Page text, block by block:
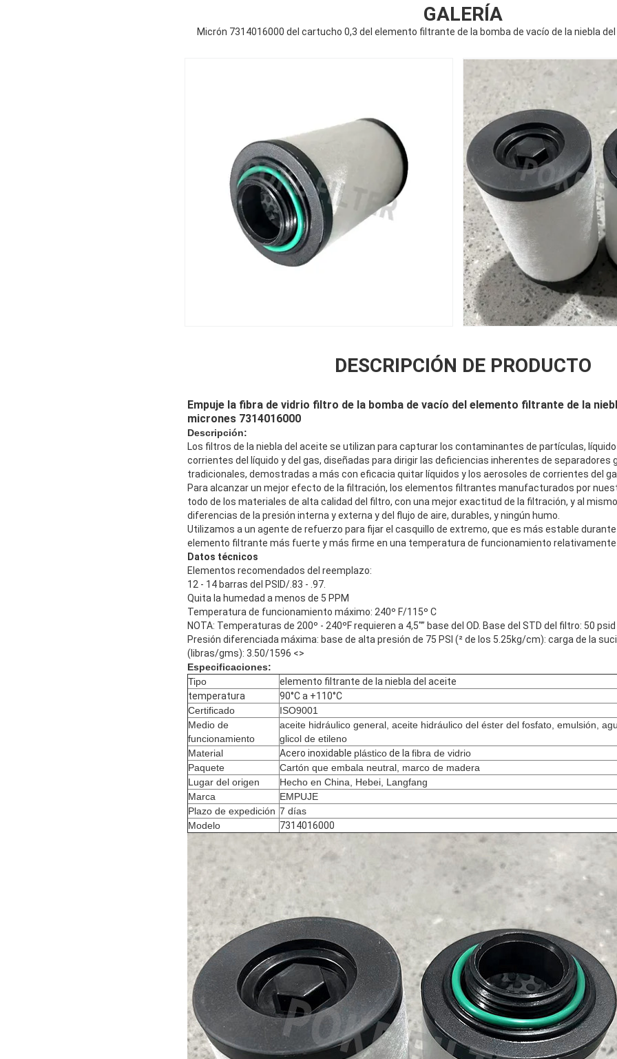
GALERÍA
Micrón 7314016000 del cartucho 0,3 del elemento filtrante de la bomba de vacío de la niebla
DESCRIPCIÓN DE PRODUCTO
Empuje la fibra de vidrio filtro de la bomba de vacío del elemento filtrante de la
micrones 7314016000
Descripción:
Los filtros de la niebla del aceite se utilizan para capturar los contaminantes de partículas,
corrientes del líquido y del gas, diseñadas para dirigir las deficiencias inherentes de separadores
tradicionales, demostradas a más con eficacia quitar líquidos y los aerosoles de corrientes del
Para alcanzar un mejor efecto de la filtración, los elementos filtrantes manufacturados por
todo de los materiales de alta calidad del filtro, con una mejor exactitud de la filtración, y al
diferencias de la presión interna y externa y del flujo de aire, durables, y ningún humo.
Utilizamos a un agente de refuerzo para fijar el casquillo de extremo, que es más estable
elemento filtrante más fuerte y más firme en una temperatura de funcionamiento
Datos técnicos
Elementos recomendados del reemplazo:
12 - 14 barras del PSID/.83 - .97.
Quita la humedad a menos de 5 PPM
Temperatura de funcionamiento máximo: 240º F/115º C
NOTA: Temperaturas de 200º - 240ºF requieren a 4,5"” base del OD. Base del STD del filtro: 50 psid
Presión diferenciada máxima: base de alta presión de 75 PSI (² de los 5.25kg/cm): carga de la
(libras/gms): 3.50/1596 <>
Especificaciones:
Tipo
elemento filtrante de la niebla del aceite
temperatura
90°C a +110°C
Certificado
ISO9001
Medio de
funcionamiento
aceite hidráulico general, aceite hidráulico del éster del fosfato, emulsión,
glicol de etileno
Material
Acero inoxidable plásticode la fibra de vidrio
Paquete
Cartón que embala neutral, marco de madera
Lugar del origen
Hecho en China, Hebei, Langfang
Marca
EMPUJE
Plazo de expedición 7 días
Modelo
7314016000